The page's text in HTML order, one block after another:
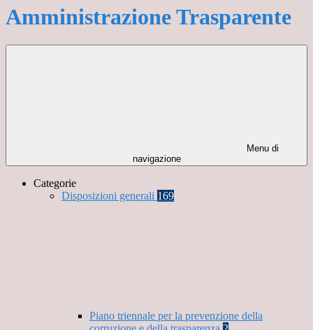
Amministrazione Trasparente
Menu di
navigazione
Categorie
Disposizioni generali 169
Piano triennale per la prevenzione della